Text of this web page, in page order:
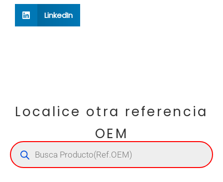
LinkedIn
Localice otra referencia
OEM